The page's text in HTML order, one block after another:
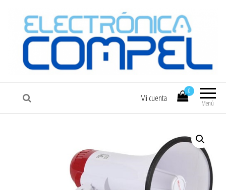
COMPEL Electrónica COMPEL
Menú
0
Mi cuenta